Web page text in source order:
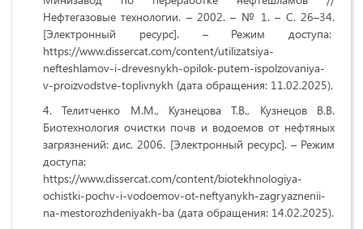
Нефтегазовые технологии. – 2002. – № 1. – С. 26–34.
[Электронный ресурс]. – Режим доступа:
https://www.dissercat.com/content/utilizatsiya-
nefteshlamov-i-drevesnykh-opilok-putem-ispolzovaniya-
v-proizvodstve-toplivnykh (дата обращения: 11.02.2025).
Телитченко М.М., Кузнецова Т.В., Кузнецов В.В.
Биотехнология очистки почв и водоемов от нефтяных
загрязнений: дис. 2006. [Электронный ресурс]. – Режим
доступа:
https://www.dissercat.com/content/biotekhnologiya-
ochistki-pochv-i-vodoemov-ot-neftyanykh-zagryaznenii-
na-mestorozhdeniyakh-ba (дата обращения: 14.02.2025).